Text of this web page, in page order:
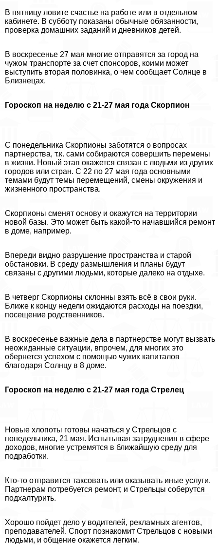
В пятницу ловите счастье на работе или в отдельном
кабинете. В субботу показаны обычные обязанности,
проверка домашних заданий и дневников детей.
В воскресенье 27 мая многие отправятся за город на
чужом трaнcпорте за счет спонсоров, коими может
выступить вторая половинка, о чем сообщает Солнце в
Близнецах.
Гороскоп на неделю с 21-27 мая года Скорпион
С понедельника Скорпионы заботятся о вопросах
партнерства, т.к. сами собираются совершить перемены
в жизни. Новый этап окажется связан с людьми из других
городов или стран. С 22 по 27 мая года основными
темами будут темы перемещений, смены окружения и
жизненного прострaнcтва.
Скорпионы сменят основу и окажутся на территории
новой базы. Это может быть какой-то начавшийся ремонт
в доме, например.
Впереди видно разрушение прострaнcтва и старой
обстановки. В среду размышления и планы будут
связаны с другими людьми, которые далеко на отдыхе.
В четверг Скорпионы склонны взять всё в свои руки.
Ближе к концу недели ожидаются расходы на поездки,
посещение родственников.
В воскресенье важные дела в партнерстве могут вызвать
неожиданные ситуации, впрочем, для многих это
обернется успехом с помощью чужих капиталов
благодаря Солнцу в 8 доме.
Гороскоп на неделю с 21-27 мая года Стрелец
Новые хлопоты готовы начаться у Стрельцов с
понедельника, 21 мая. Испытывая затруднения в сфере
доходов, многие устремятся в ближайшую среду для
подработки.
Кто-то отправится таксовать или оказывать иные услуги.
Партнерам потребуется ремонт, и Стрельцы соберутся
подхалтурить.
Хорошо пойдет дело у водителей, рекламных агентов,
преподавателей. Спорт познакомит Стрельцов с новыми
людьми, и общение окажется легким.